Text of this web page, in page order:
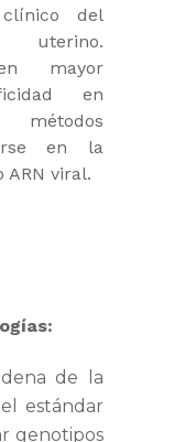
del
mayor
en
métodos
en la
ARN viral.
de la
estándar
genotipos